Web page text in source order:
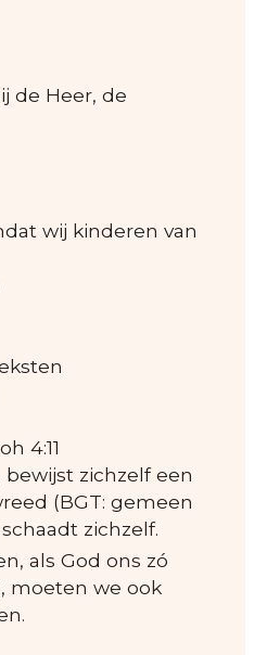
de Heer, de
wij kinderen van
4:11
bewijst zichzelf een
(BGT: gemeen
zichzelf.
als God ons zó
moeten we ook